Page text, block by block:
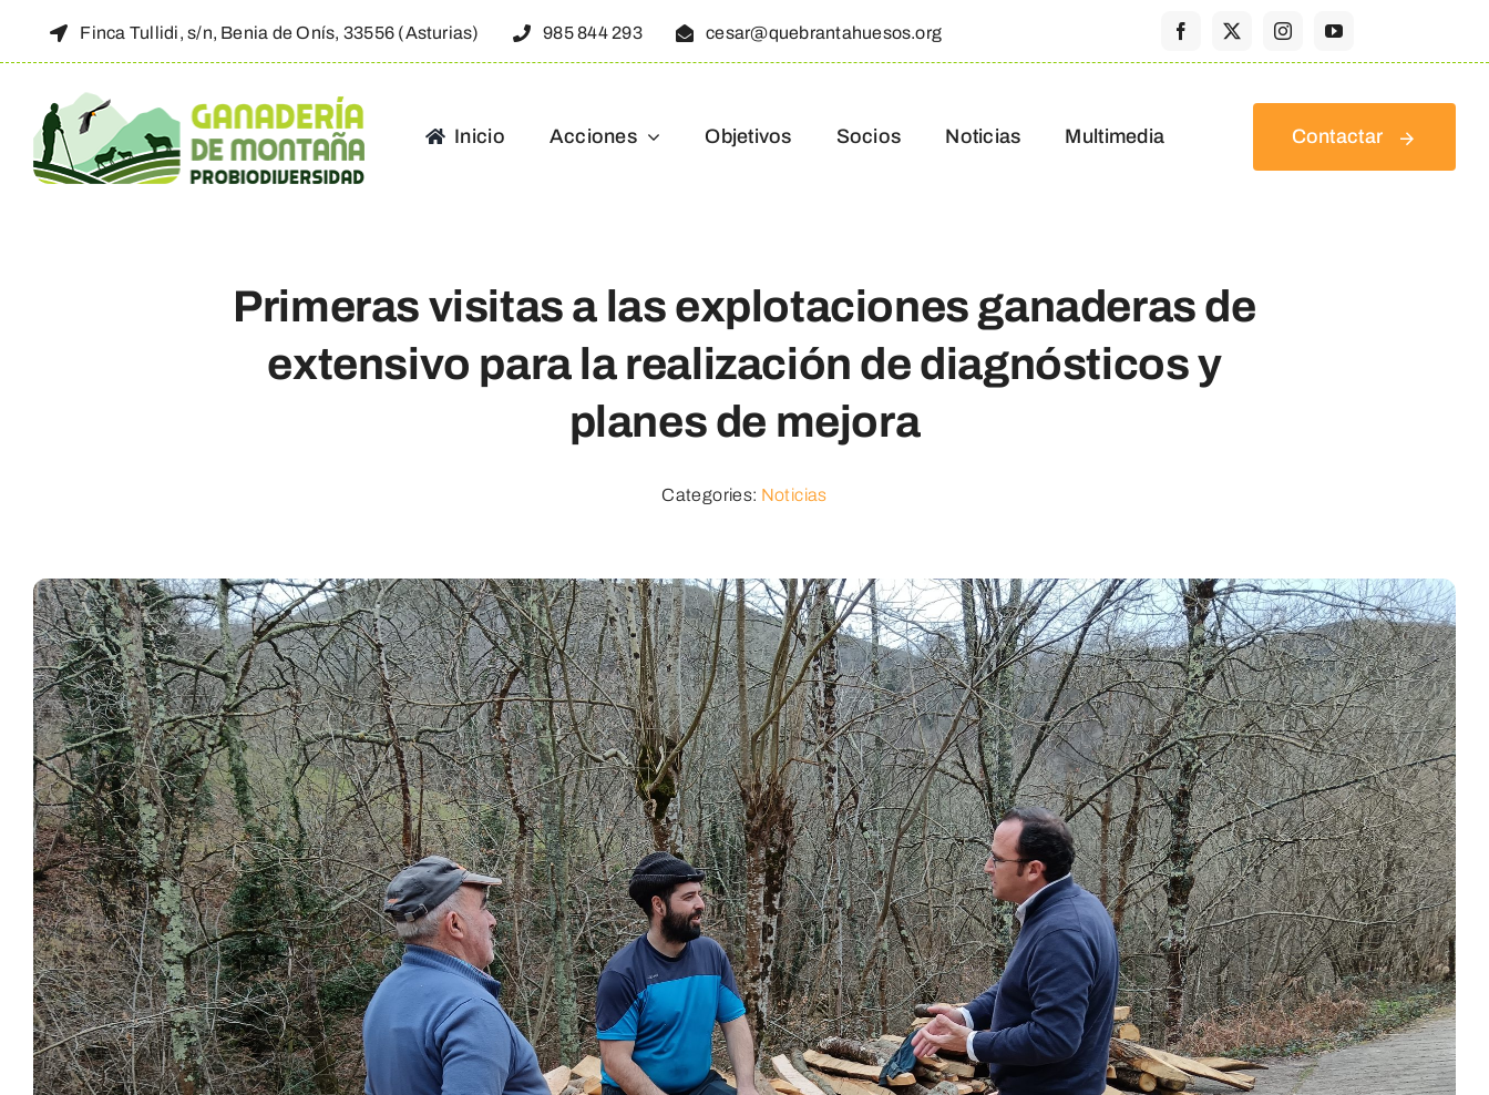
Finca Tullidi, s/n, Benia de Onís, 33556 (Asturias) 985 844 293 cesar@quebrantahuesos.org
Inicio Acciones Objetivos Socios Noticias Multimedia Contactar
Primeras visitas a las explotaciones ganaderas de
extensivo para la realización de diagnósticos y
planes de mejora
Categories: Noticias